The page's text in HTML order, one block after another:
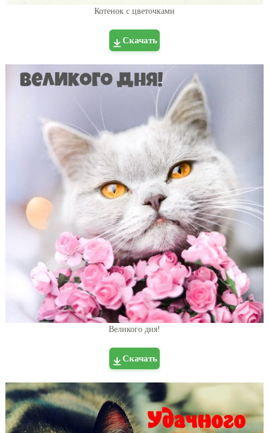
Котенок с цветочками
Скачать
Великого дня!
Скачать